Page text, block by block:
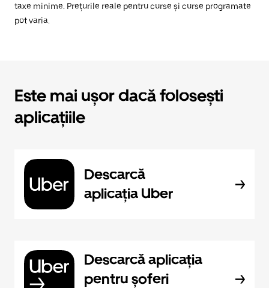
taxe minime. Prețurile reale pentru curse și curse programate
pot varia.
Este mai ușor dacă folosești
aplicațiile
Descarcă
aplicația Uber
Descarcă aplicația
pentru șoferi